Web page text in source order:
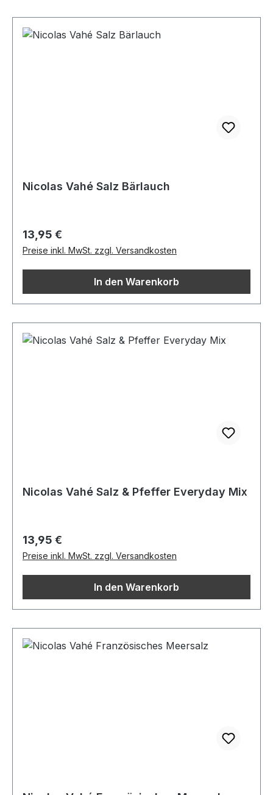
Nicolas Vahé Salz Bärlauch
Regulärer Preis:
13,95 €
Preise inkl. MwSt. zzgl. Versandkosten
In den Warenkorb
Nicolas Vahé Salz & Pfeffer Everyday Mix
Regulärer Preis:
13,95 €
Preise inkl. MwSt. zzgl. Versandkosten
In den Warenkorb